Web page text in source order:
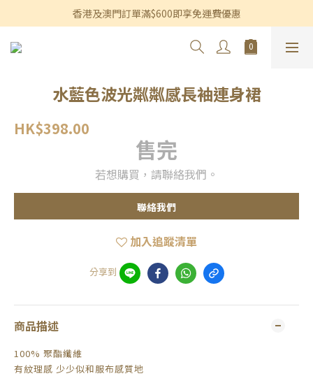
香港及澳門訂單滿$600即享免運費優惠
香港及澳門訂單滿$600即享免運費優惠
3個月內買滿$1,200可享永久九折優惠
水藍色波光粼粼感長袖連身裙
HK$398.00
售完
若想購買，請聯絡我們。
聯絡我們
加入追蹤清單
分享到
商品描述
100% 聚酯纖維
有紋理感 少少似和服布感質地